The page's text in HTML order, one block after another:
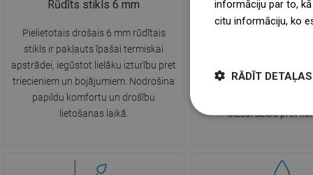
Rūdīts stikls 6 mm
Pielietotais drošais 6 mm rūdītais
stikls ir pakļauts īpašai termiskai
apstrādei, iegūstot lielāku izturību pret
triecieniem un bojājumiem. Nodrošina
papildu komfortu un drošību
lietošanas laikā.
EasyClean
kaļķakmens nogulsnes,
aizsardzību pret
informāciju par to,
citu informāciju, ko
RĀDĪT DETAĻAS